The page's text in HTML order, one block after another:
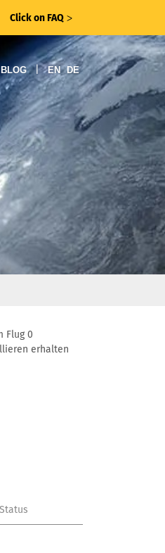
Click on FAQ ᐳ
BLOG | EN DE
Flug 0
erhalten
Status